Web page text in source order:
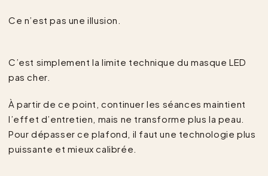
Ce n’est pas une illusion.
C’est simplement la limite technique du masque LED
pas cher.
À partir de ce point, continuer les séances maintient
l’effet d’entretien, mais ne transforme plus la peau.
Pour dépasser ce plafond, il faut une technologie plus
puissante et mieux calibrée.